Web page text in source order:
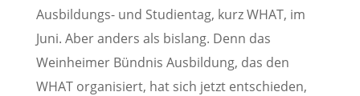
Ausbildungs- und Studientag, kurz WHAT, im
Juni. Aber anders als bislang. Denn das
Weinheimer Bündnis Ausbildung, das den
WHAT organisiert, hat sich jetzt entschieden,